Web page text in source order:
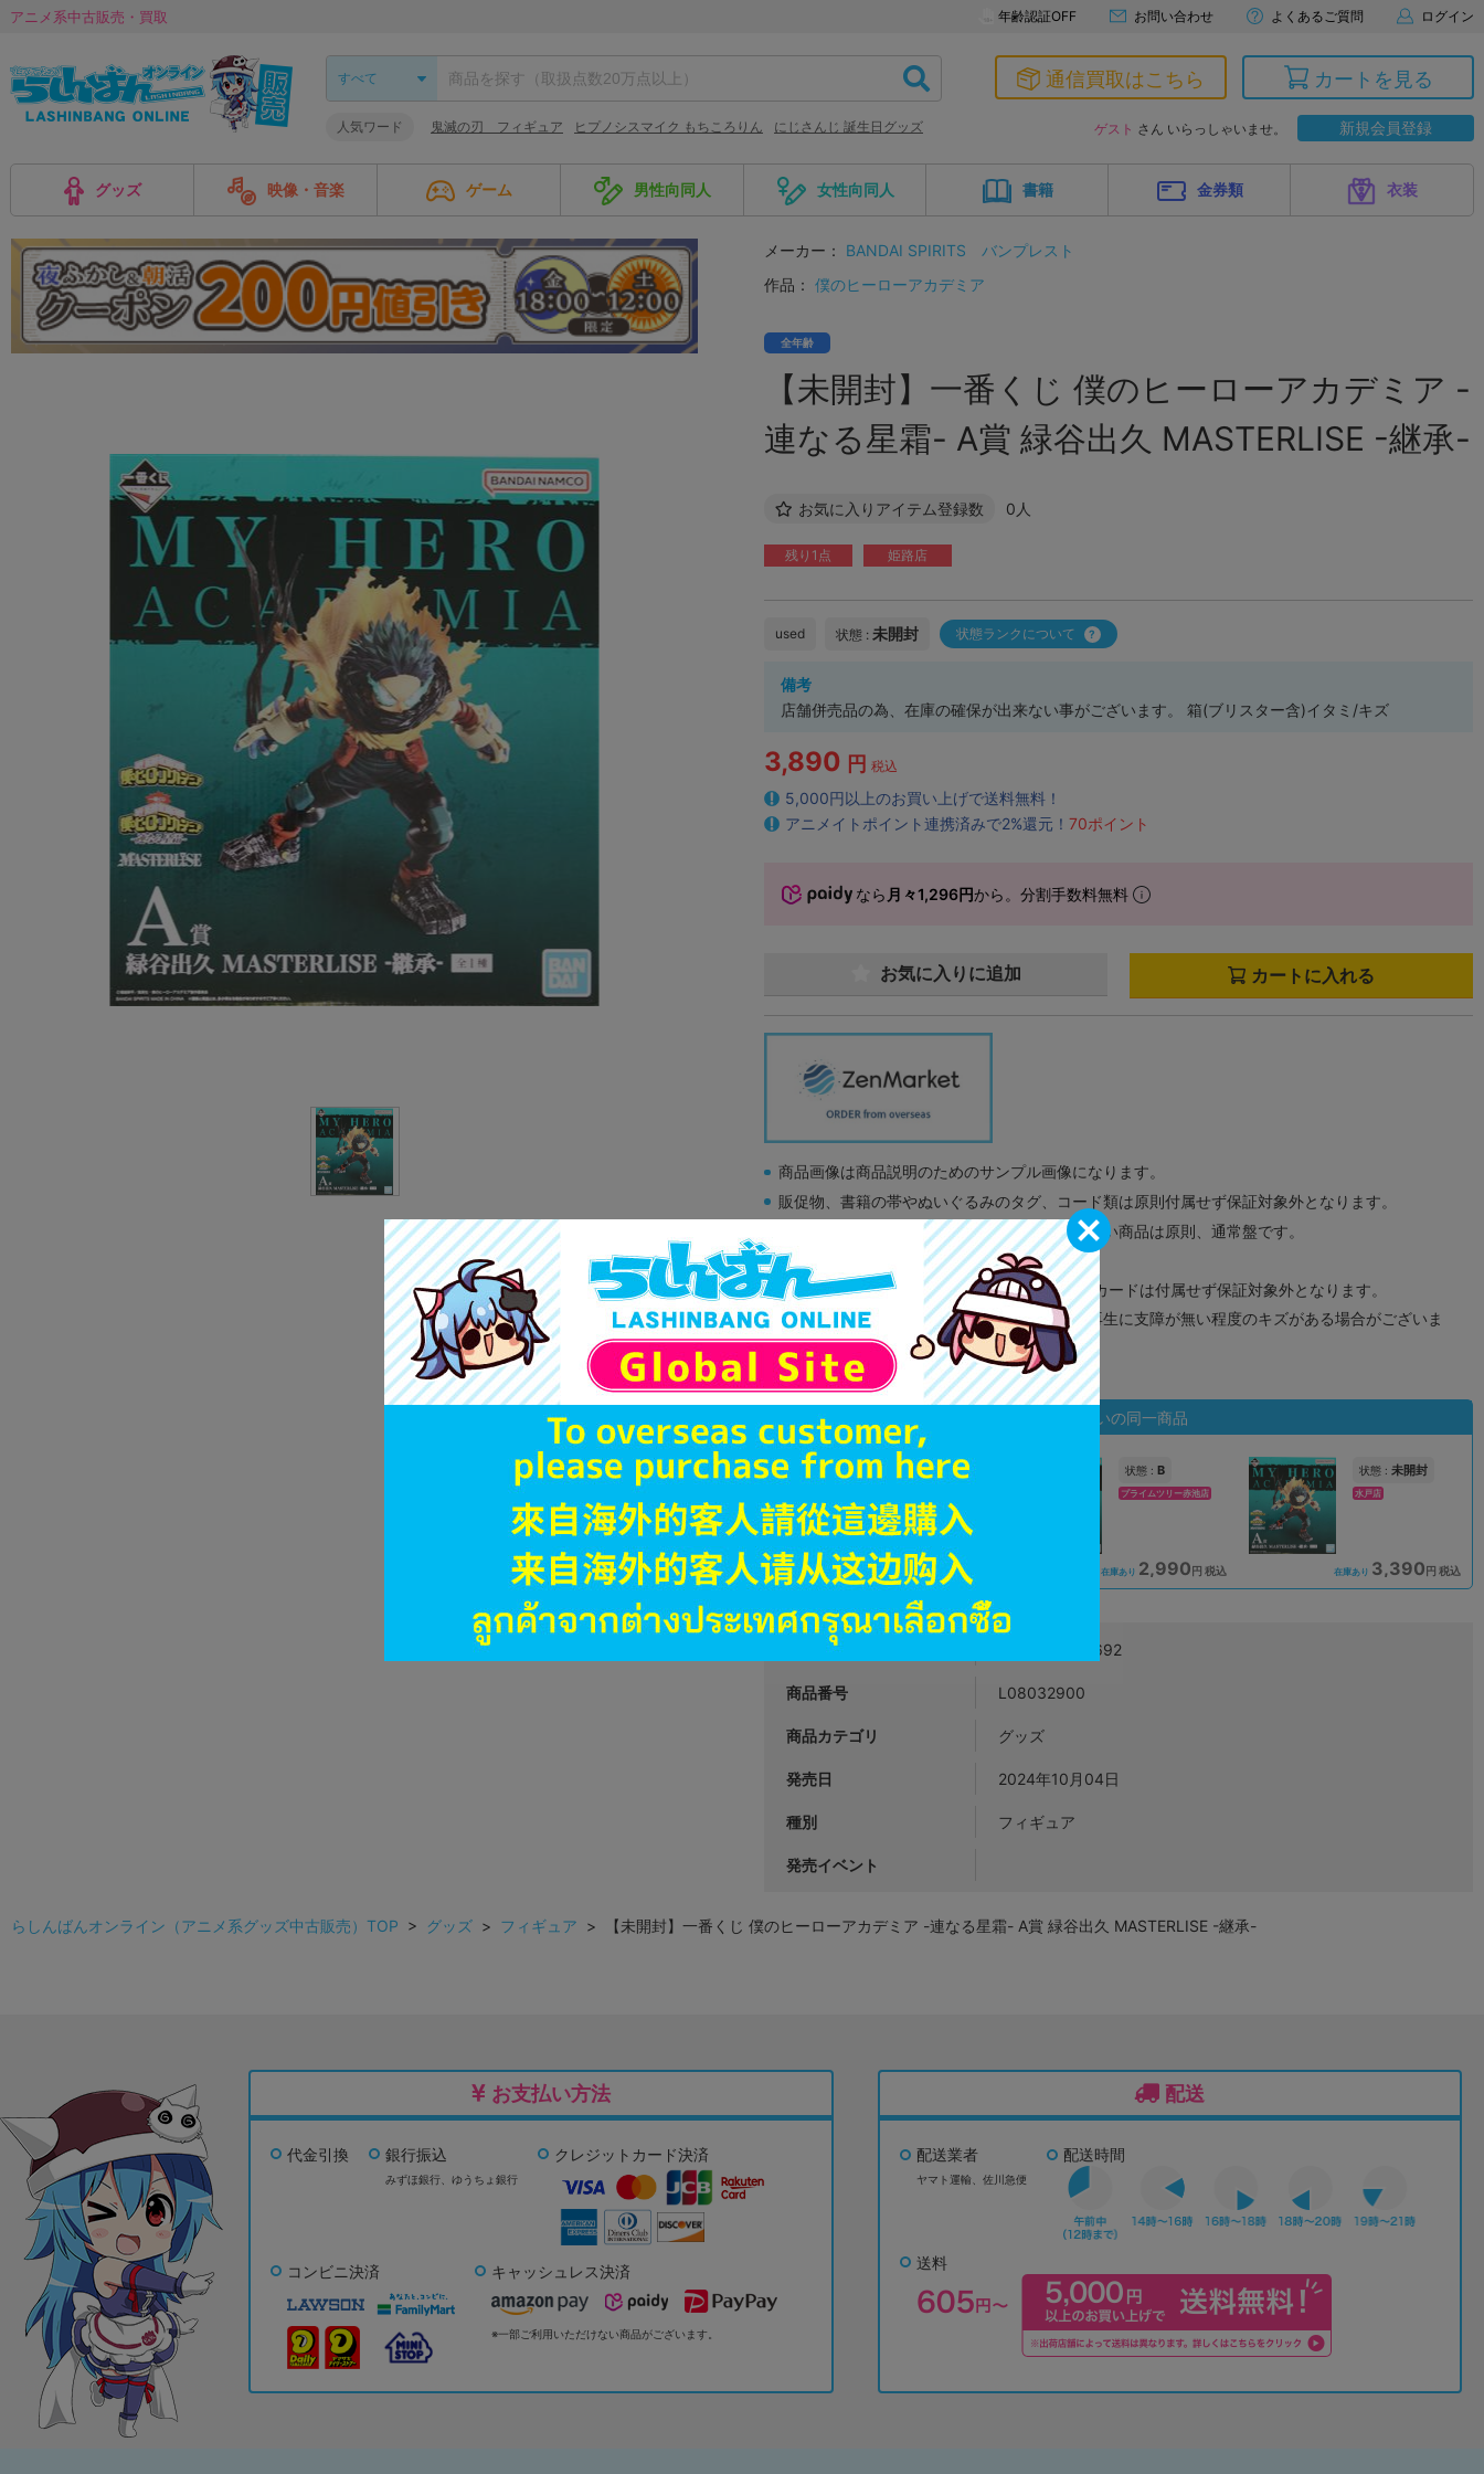
アニメ系中古販売・買取 年齢認証OFF お問い合わせ よくあるご質問 ログイン
人気ワード 鬼滅の刃 フィギュア ヒプノシスマイク もちころりん にじさんじ 誕生日グッズ
通信買取はこちら カートを見る
ゲスト さん いらっしゃいませ。 新規会員登録
グッズ 映像・音楽 ゲーム 男性向同人 女性向同人 書籍 金券類 衣装
メーカー： BANDAI SPIRITS
バンプレスト
作品： 僕のヒーローアカデミア
全年齢
【未開封】一番くじ 僕のヒーローアカデミア -
連なる星霜- A賞 緑谷出久 MASTERLISE -継承-
お気に入りアイテム登録数 0人
残り1点 姫路店
used 状態 : 未開封 状態ランクについて
備考
店舗併売品の為、在庫の確保が出来ない事がございます。 箱(ブリスター含)イタミ/キズ
3,890 円 税込
5,000円以上のお買い上げで送料無料！
アニメイトポイント連携済みで2%還元！ 70ポイント
なら 月々1,296円から。分割手数料無料
カートに入れる
お気に入りに追加
商品画像は商品説明のためのサンプル画像になります。
販促物、書籍の帯やぬいぐるみのタグ、コード類は原則付属せず保証対象外となります。
商品名や備考欄に特別な記載が無い限り取り扱い商品は原則、通常盤です。
「電池」は原則として保証対象外となります。
ゲーム機本体には、SDカードなどのメモリーカードは付属せず保証対象外となります。
ディスク類の読み取り面のキズに関しまして再生に支障が無い程度のキズがある場合がございま
す。
※詳細につきましてはコチラ
状態違いの同一商品
状態 :A
品切状態 2,591円 税込
状態 : B
プライムツリー赤池店
在庫あり 2,990 円 税込
状態 : 未開封
水戸店
在庫あり 3,390 円 税込
JANコード 4573102645692
商品番号 L08032900
商品カテゴリ グッズ
発売日 2024年10月04日
種別 フィギュア
発売イベント
らしんばんオンライン（アニメ系グッズ中古販売）TOP > グッズ > フィギュア > 【未開封】一番くじ 僕のヒーローアカデミア -連なる星霜- A賞 緑谷出久 MASTERLISE -継承-
お支払い方法
代金引換 銀行振込
みずほ銀行、 ゆうちょ銀行
クレジットカード決済
コンビニ決済 キャッシュレス決済
※一部ご利用いただけない商品がございます。
配送
配送業者
ヤマト運輸、佐川急便
配送時間
送料